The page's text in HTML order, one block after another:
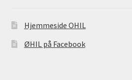
Hjemmeside OHIL
ØHIL på Facebook